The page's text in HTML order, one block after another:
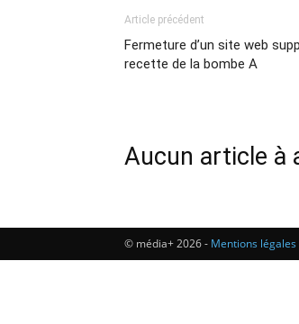
Article précédent
Fermeture d’un site web
recette de la bombe A
Aucun article à
© média+ 2026 - Mentions légales